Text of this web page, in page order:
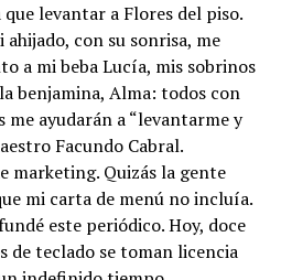
levantar a Flores del piso.
con su sonrisa, me
a mi beba Lucía, mis sobrinos
benjamina, Alma: todos con
me ayudarán a “levantarme y
Facundo Cabral.
marketing. Quizás la gente
mi carta de menú no incluía.
este periódico. Hoy, doce
de teclado se toman licencia